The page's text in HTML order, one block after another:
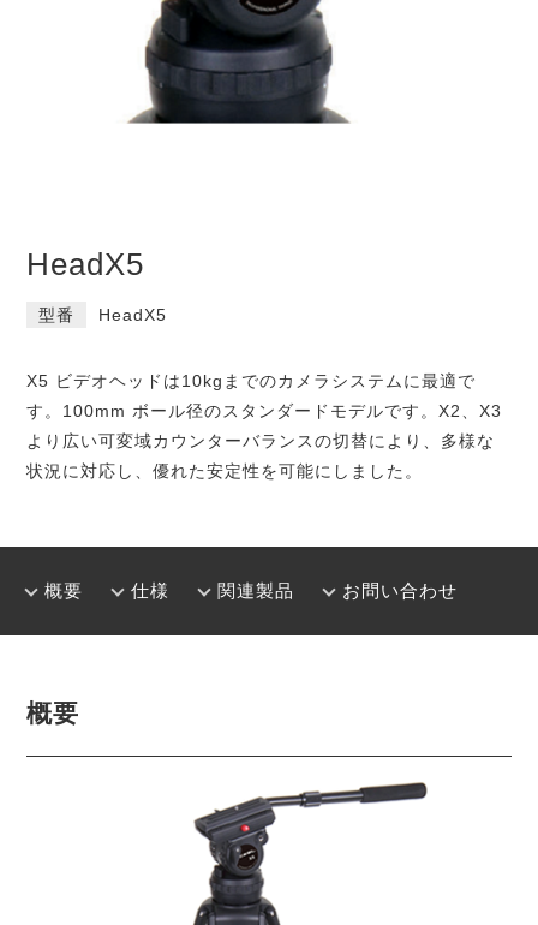
HeadX5
型番 HeadX5
X5 ビデオヘッドは10kgまでのカメラシステムに最適で
す。100mm ボール径のスタンダードモデルです。X2、X3
より広い可変域カウンターバランスの切替により、多様な
状況に対応し、優れた安定性を可能にしました。
概要 仕様 関連製品 お問い合わせ
概要